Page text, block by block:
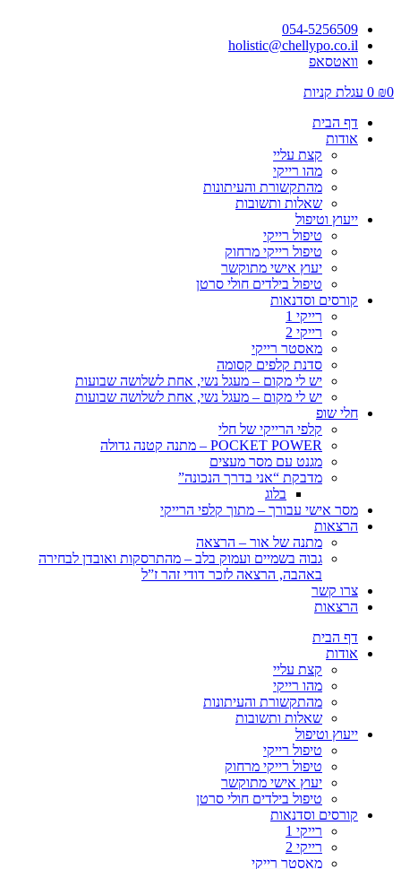
054-5256509
holistic@chellypo.co.il
וואטסאפ
₪0
0 עגלת קניות
דף הבית
אודות
קצת עליי
מהו רייקי
מהתקשורת והעיתונות
שאלות ותשובות
ייעוץ וטיפול
טיפול רייקי
טיפול רייקי מרחוק
יעוץ אישי מתוקשר
טיפול בילדים חולי סרטן
קורסים וסדנאות
רייקי 1
רייקי 2
מאסטר רייקי
סדנת קלפים קסומה
יש לי מקום – מעגל נשי, אחת לשלושה שבועות
יש לי מקום – מעגל נשי, אחת לשלושה שבועות
חלי שופ
קלפי הרייקי של חלי
POCKET POWER – מתנה קטנה גדולה
מגנט עם מסר מעצים
מדבקת “אני בדרך הנכונה”
בלוג
מסר אישי עבורך – מתוך קלפי הרייקי
הרצאות
מתנה של אור – הרצאה
גבוה בשמיים ועמוק בלב – מהתרסקות ואובדן לבחירה
באהבה, הרצאה לזכר דודי זהר ז”ל
צרו קשר
הרצאות
דף הבית
אודות
קצת עליי
מהו רייקי
מהתקשורת והעיתונות
שאלות ותשובות
ייעוץ וטיפול
טיפול רייקי
טיפול רייקי מרחוק
יעוץ אישי מתוקשר
טיפול בילדים חולי סרטן
קורסים וסדנאות
רייקי 1
רייקי 2
מאסטר רייקי